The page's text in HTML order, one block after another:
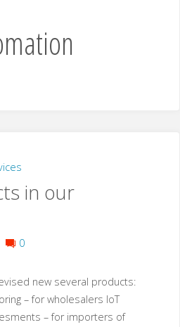
in our
0
new several products:
– for wholesalers IoT
– for importers of